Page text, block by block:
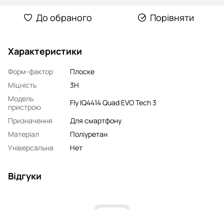
До обраного Порівняти
Характеристики
Форм-фактор
Плоске
Міцність
3H
Модель
пристрою
Fly IQ4414 Quad EVO Tech 3
Призначення
Для смартфону
Матеріал
Поліуретан
Універсальна
Нет
Відгуки